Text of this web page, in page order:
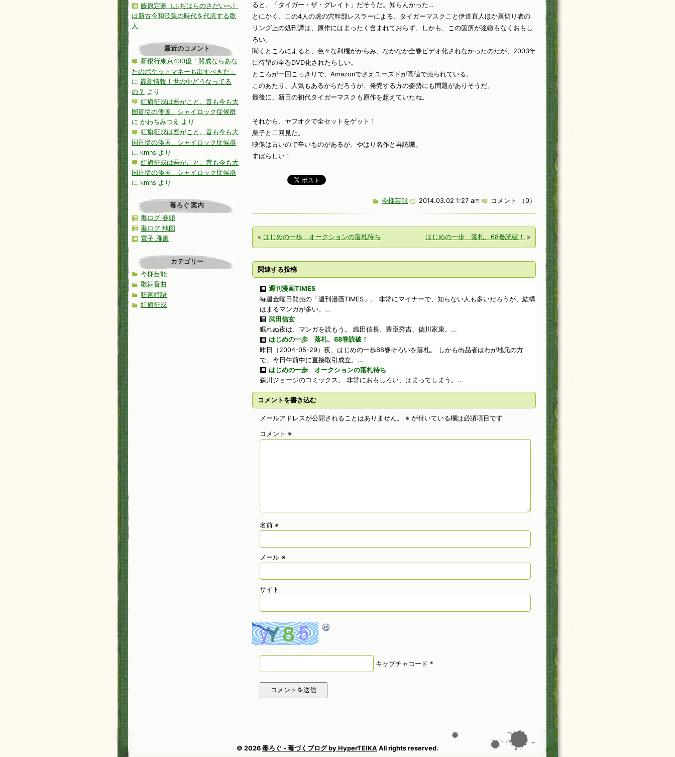
ると、「タイガー・ザ・グレイト」だそうだ。知らんかった…
とにかく、この4人の虎の穴幹部レスラーによる、タイガーマスクこと伊達直人ほか裏切り者の
リング上の処刑譚は、原作にはまったく含まれておらず、しかも、この箇所が途轍もなくおもし
ろい。
聞くところによると、色々な利権がからみ、なかなか全巻ビデオ化されなかったのだが、2003年
に待望の全巻DVD化されたらしい。
ところが一回こっきりで、Amazonでさえユーズドが高値で売られている。
このあたり、人気もあるからだろうが、発売する方の姿勢にも問題がありそうだ。
最後に、新日の初代タイガーマスクも原作を超えていたね。
それから、ヤフオクで全セットをゲット！
息子と二回見た。
映像は古いので辛いものがあるが、やはり名作と再認識。
すばらしい！
今様芸能 2014.03.02 1:27 am コメント （0）
« はじめの一歩 オークションの落札待ち はじめの一歩 落札、68巻読破！ »
関連する投稿
週刊漫画TIMES
毎週金曜日発売の「週刊漫画TIMES」。 非常にマイナーで、知らない人も多いだろうが、結構
はまるマンガが多い。...
武田信玄
眠れぬ夜は、マンガを読もう。 織田信長、豊臣秀吉、徳川家康。...
はじめの一歩 落札、68巻読破！
昨日（2004-05-29）夜、はじめの一歩68巻そろいを落札。 しかも出品者はわが地元の方
で、今日午前中に直接取引成立。...
はじめの一歩 オークションの落札待ち
森川ジョージのコミックス。 非常におもしろい、はまってしまう。...
コメントを書き込む
メールアドレスが公開されることはありません。 ※ が付いている欄は必須項目です
コメント ※
名前 ※
メール ※
サイト
キャプチャコード *
藤原定家（ふぢはらのさだいへ）
は新古今和歌集の時代を代表する歌
人
最近のコメント
新銀行東京400億「賛成ならあな
たのポケットマネーも出すべきだ」
に 最新情報！世の中どうなってる
の？ より
紅旗征戎は吾がこと。昔も今も大
国盲従の倭国、シャイロック症候群
に かわちみつえ より
紅旗征戎は吾がこと。昔も今も大
国盲従の倭国、シャイロック症候群
に kmns より
紅旗征戎は吾がこと。昔も今も大
国盲従の倭国、シャイロック症候群
に kmns より
毒ろぐ 案内
毒ログ 巻頭
毒ログ 地図
電子 雁書
カテゴリー
今様芸能
歌舞音曲
狂言綺語
紅旗征戎
© 2026 毒ろぐ - 毒づくブログ by HyperTEIKA All rights reserved.